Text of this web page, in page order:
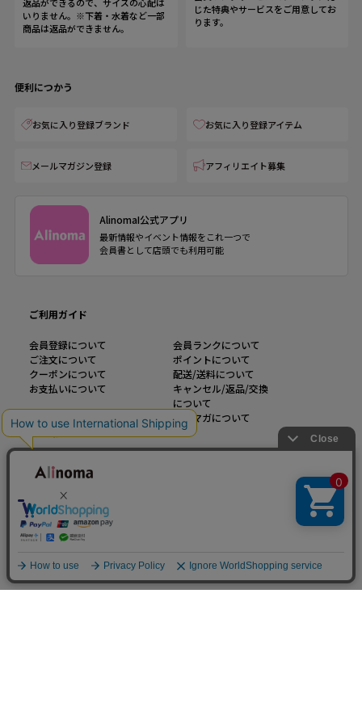
いりません。※下着・水着など一部
商品は返品ができません。
じた特典やサービスをご用意してお
ります。
便利につかう
お気に入り登録ブランド お気に入り登録アイテム
メールマガジン登録 アフィリエイト募集
AlinomaI公式アプリ
最新情報やイベント情報をこれ一つで
会員書として店頭でも利用可能
ご利用ガイド
会員登録について
会員ランクについて
ご注文について
ポイントについて
クーポンについて
配送/送料について
お支払いについて
キャンセル/返品/交換
について
商品について
メルマガについて
動作環境について
インフォメーション
運営会社
お問い合わせ